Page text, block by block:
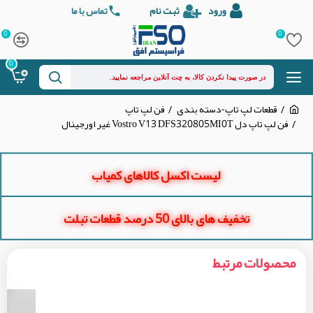
ورود ثبت نام تماس با ما
0
0
0
قطعات لپ تاپ-دسته بندی فن لپ تاپ
فن لپ تاپ دل Vostro V13 DFS320805MI0T غیر اورجینال
لیست اکسل کالاهای کمیاب
تخفیف های بالای 50 درصد قطعات تبلت
محصولات مرتبط